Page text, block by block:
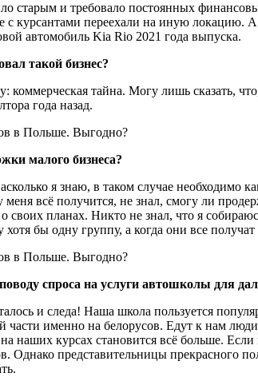
старым и требовало постоянных
с курсантами переехали на иную локацию.
автомобиль Kia Rio 2021 года выпуска.
такой бизнес?
коммерческая тайна. Могу лишь сказать,
года назад.
малого бизнеса?
я знаю, в таком случае необходимо
всё получится, не знал, смогу ли
планах. Никто не знал, что я
бы одну группу, а когда они все
спроса на услуги автошколы для
и следа! Наша школа пользуется
части именно на белорусов. Едут к нам
наших курсах становится всё больше.
Однако представительницы